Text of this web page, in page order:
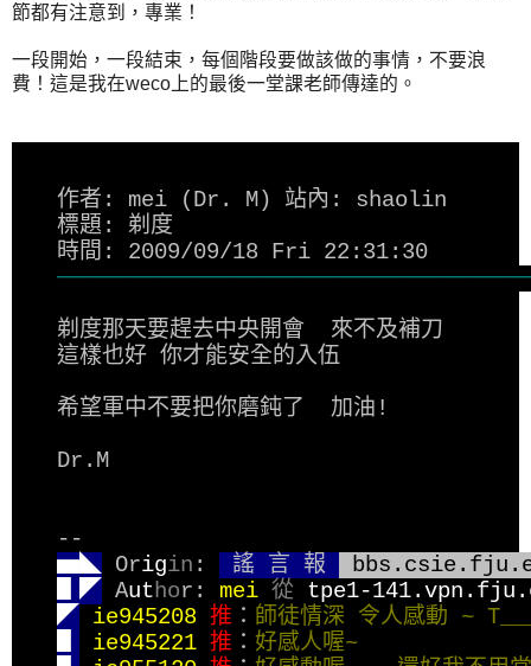
節都有注意到，專業！
一段開始，一段結束，每個階段要做該做的事情，不要浪
費！這是我在weco上的最後一堂課老師傳達的。
作者: mei (Dr. M) 站內: shaolin
標題: 剃度
時間: 2009/09/18 Fri 22:31:30
剃度那天要趕去中央開會  來不及補刀
這樣也好 你才能安全的入伍
希望軍中不要把你磨鈍了  加油!
Dr.M
--
▅◣ Origin : 謠 言 報
▋◤
Author: mei 從 tpe1-
◤
ie945208 推 ： 師徒情深
ie945221 推 ：好